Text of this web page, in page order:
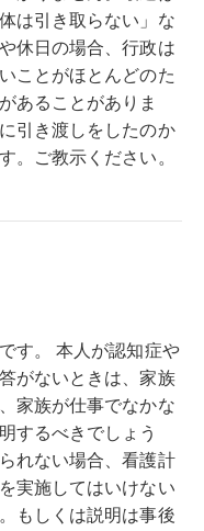
は引き取らない」な
休日の場合、行政は
ことがほとんどのた
あることがありま
引き渡しをしたのか
。ご教示ください。
す。 本人が認知症や
がないときは、家族
家族が仕事でなかな
するべきでしょう
れない場合、看護計
実施してはいけない
もしくは説明は事後